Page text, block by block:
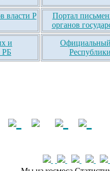
власти Р
Портал
органов
и
РБ
Официальный